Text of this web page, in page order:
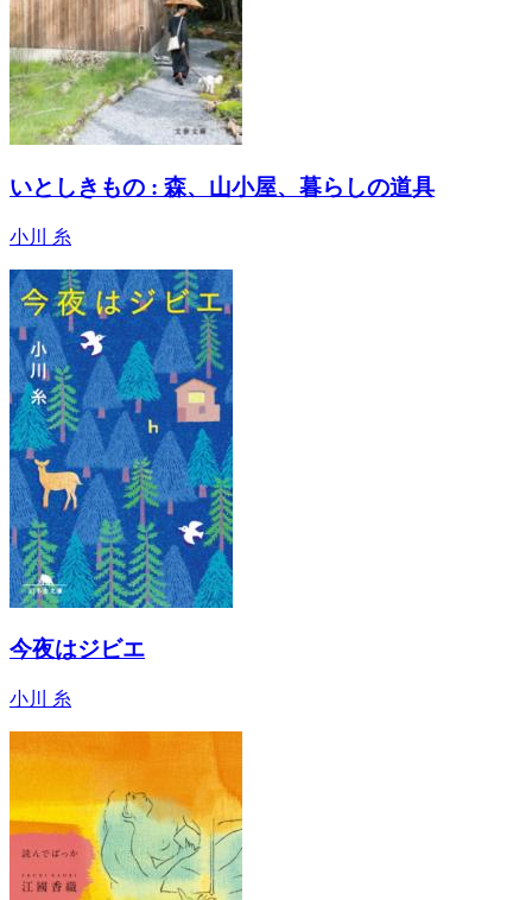
いとしきもの : 森、山小屋、暮らしの道具
小川 糸
今夜はジビエ
小川 糸